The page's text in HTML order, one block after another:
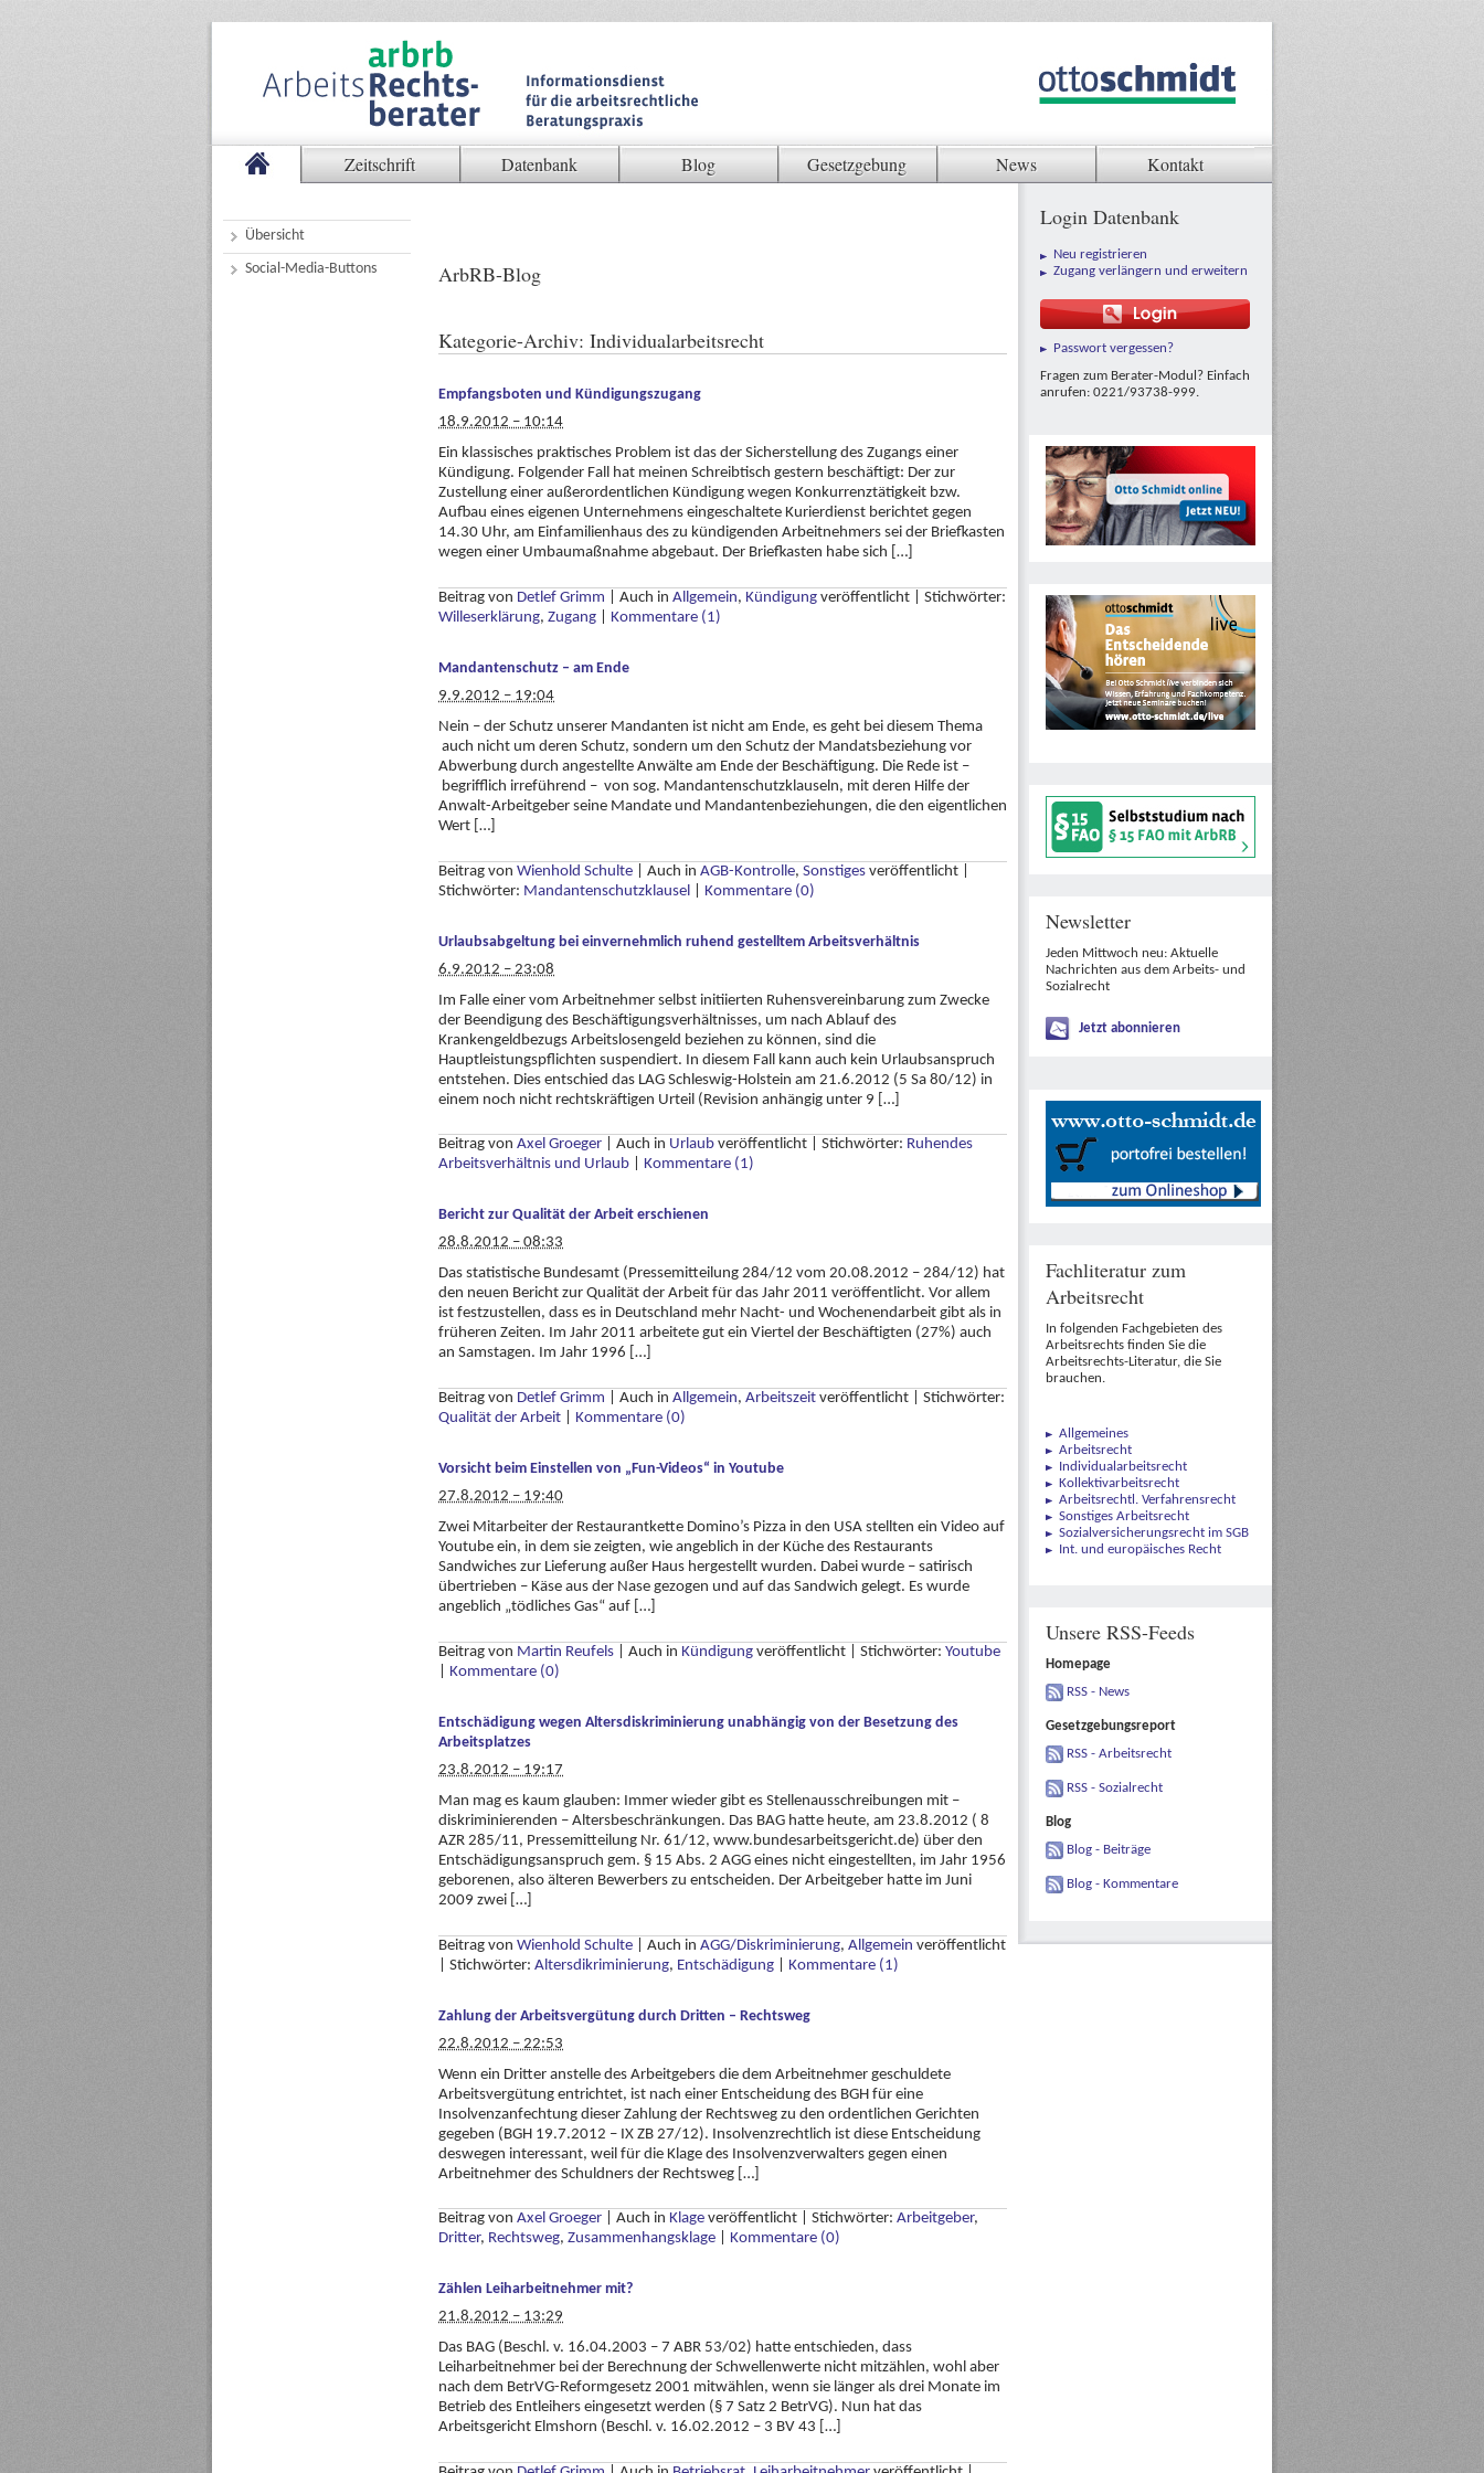
Zeitschrift Datenbank Blog Gesetzgebung News Kontakt
Übersicht
Social-Media-Buttons
ArbRB-Blog
Kategorie-Archiv: Individualarbeitsrecht
Empfangsboten und Kündigungszugang
18.9.2012 – 10:14
Ein klassisches praktisches Problem ist das der Sicherstellung des Zugangs einer
Kündigung. Folgender Fall hat meinen Schreibtisch gestern beschäftigt: Der zur
Zustellung einer außerordentlichen Kündigung wegen Konkurrenztätigkeit bzw.
Aufbau eines eigenen Unternehmens eingeschaltete Kurierdienst berichtet gegen
14.30 Uhr, am Einfamilienhaus des zu kündigenden Arbeitnehmers sei der Briefkasten
wegen einer Umbaumaßnahme abgebaut. Der Briefkasten habe sich […]
Beitrag von Detlef Grimm Auch in Allgemein, Kündigung veröffentlicht
Stichwörter:
Willeserklärung, Zugang Kommentare (1)
Mandantenschutz – am Ende
9.9.2012 – 19:04
Nein – der Schutz unserer Mandanten ist nicht am Ende, es geht bei diesem Thema
auch nicht um deren Schutz, sondern um den Schutz der Mandatsbeziehung vor
Abwerbung durch angestellte Anwälte am Ende der Beschäftigung. Die Rede ist –
begrifflich irreführend – von sog. Mandantenschutzklauseln, mit deren Hilfe der
Anwalt-Arbeitgeber seine Mandate und Mandantenbeziehungen, die den eigentlichen
Wert […]
Beitrag von Wienhold Schulte Auch in AGB-Kontrolle, Sonstiges veröffentlicht
Stichwörter: Mandantenschutzklausel Kommentare (0)
Urlaubsabgeltung bei einvernehmlich ruhend gestelltem Arbeitsverhältnis
6.9.2012 – 23:08
Im Falle einer vom Arbeitnehmer selbst initiierten Ruhensvereinbarung zum Zwecke
der Beendigung des Beschäftigungsverhältnisses, um nach Ablauf des
Krankengeldbezugs Arbeitslosengeld beziehen zu können, sind die
Hauptleistungspflichten suspendiert. In diesem Fall kann auch kein Urlaubsanspruch
entstehen. Dies entschied das LAG Schleswig-Holstein am 21.6.2012 (5 Sa 80/12) in
einem noch nicht rechtskräftigen Urteil (Revision anhängig unter 9 […]
Beitrag von Axel Groeger Auch in Urlaub veröffentlicht Stichwörter: Ruhendes
Arbeitsverhältnis und Urlaub
Kommentare (1)
Bericht zur Qualität der Arbeit erschienen
28.8.2012 – 08:33
Das statistische Bundesamt (Pressemitteilung 284/12 vom 20.08.2012 – 284/12) hat
den neuen Bericht zur Qualität der Arbeit für das Jahr 2011 veröffentlicht. Vor allem
ist festzustellen, dass es in Deutschland mehr Nacht- und Wochenendarbeit gibt als in
früheren Zeiten. Im Jahr 2011 arbeitete gut ein Viertel der Beschäftigten (27%) auch
an Samstagen. Im Jahr 1996 […]
Beitrag von Detlef Grimm Auch in Allgemein, Arbeitszeit veröffentlicht
Stichwörter:
Qualität der Arbeit
Kommentare (0)
Vorsicht beim Einstellen von „Fun-Videos“ in Youtube
27.8.2012 – 19:40
Zwei Mitarbeiter der Restaurantkette Domino’s Pizza in den USA stellten ein Video auf
Youtube ein, in dem sie zeigten, wie angeblich in der Küche des Restaurants
Sandwiches zur Lieferung außer Haus hergestellt wurden. Dabei wurde – satirisch
übertrieben – Käse aus der Nase gezogen und auf das Sandwich gelegt. Es wurde
angeblich „tödliches Gas“ auf […]
Beitrag von Martin Reufels Auch in Kündigung veröffentlicht Stichwörter: Youtube
Kommentare (0)
Entschädigung wegen Altersdiskriminierung unabhängig von der Besetzung des
Arbeitsplatzes
23.8.2012 – 19:17
Man mag es kaum glauben: Immer wieder gibt es Stellenausschreibungen mit –
diskriminierenden – Altersbeschränkungen. Das BAG hatte heute, am 23.8.2012 ( 8
AZR 285/11, Pressemitteilung Nr. 61/12, www.bundesarbeitsgericht.de) über den
Entschädigungsanspruch gem. § 15 Abs. 2 AGG eines nicht eingestellten, im Jahr 1956
geborenen, also älteren Bewerbers zu entscheiden. Der Arbeitgeber hatte im Juni
2009 zwei […]
Beitrag von Wienhold Schulte Auch in AGG/Diskriminierung, Allgemein veröffentlicht
Stichwörter: Altersdikriminierung, Entschädigung Kommentare (1)
Zahlung der Arbeitsvergütung durch Dritten – Rechtsweg
22.8.2012 – 22:53
Wenn ein Dritter anstelle des Arbeitgebers die dem Arbeitnehmer geschuldete
Arbeitsvergütung entrichtet, ist nach einer Entscheidung des BGH für eine
Insolvenzanfechtung dieser Zahlung der Rechtsweg zu den ordentlichen Gerichten
gegeben (BGH 19.7.2012 – IX ZB 27/12). Insolvenzrechtlich ist diese Entscheidung
deswegen interessant, weil für die Klage des Insolvenzverwalters gegen einen
Arbeitnehmer des Schuldners der Rechtsweg […]
Beitrag von Axel Groeger Auch in Klage veröffentlicht Stichwörter: Arbeitgeber,
Dritter, Rechtsweg, Zusammenhangsklage Kommentare (0)
Zählen Leiharbeitnehmer mit?
21.8.2012 – 13:29
Das BAG (Beschl. v. 16.04.2003 – 7 ABR 53/02) hatte entschieden, dass
Leiharbeitnehmer bei der Berechnung der Schwellenwerte nicht mitzählen, wohl aber
nach dem BetrVG-Reformgesetz 2001 mitwählen, wenn sie länger als drei Monate im
Betrieb des Entleihers eingesetzt werden (§ 7 Satz 2 BetrVG). Nun hat das
Arbeitsgericht Elmshorn (Beschl. v. 16.02.2012 – 3 BV 43 […]
Login Datenbank
Neu registrieren
Zugang verlängern und erweitern
Passwort vergessen?
Fragen zum Berater-Modul? Einfach
anrufen: 0221/93738-999.
Newsletter
Jeden Mittwoch neu: Aktuelle
Nachrichten aus dem Arbeits- und
Sozialrecht
Jetzt abonnieren
Fachliteratur zum
Arbeitsrecht
In folgenden Fachgebieten des
Arbeitsrechts finden Sie die
Arbeitsrechts-Literatur, die Sie
brauchen.
Allgemeines
Arbeitsrecht
Individualarbeitsrecht
Kollektivarbeitsrecht
Arbeitsrechtl. Verfahrensrecht
Sonstiges Arbeitsrecht
Sozialversicherungsrecht im SGB
Int. und europäisches Recht
Unsere RSS-Feeds
Homepage
RSS - News
Gesetzgebungsreport
RSS - Arbeitsrecht
RSS - Sozialrecht
Blog
Blog - Beiträge
Blog - Kommentare